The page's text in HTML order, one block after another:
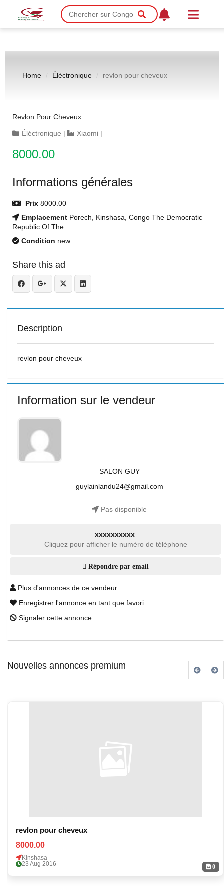
Home Éléctronique revlon pour cheveux
Revlon Pour Cheveux
Éléctronique | Xiaomi |
8000.00
Informations générales
Prix 8000.00
Emplacement Porech, Kinshasa, Congo The Democratic
Republic Of The
Condition new
Share this ad
Description
revlon pour cheveux
Information sur le vendeur
SALON GUY
guylainlandu24@gmail.com
Pas disponible
xxxxxxxxxx
Cliquez pour afficher le numéro de téléphone
Répondre par email
Plus d'annonces de ce vendeur
Enregistrer l'annonce en tant que favori
Signaler cette annonce
Nouvelles annonces premium
0
revlon pour cheveux
8000.00
Kinshasa
23 Aug 2016